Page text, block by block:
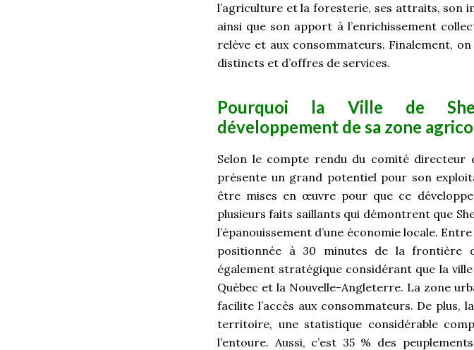
l’agriculture et la foresterie, ses attraits, son
ainsi que son apport à l’enrichissement
relève et aux consommateurs. Finalement,
distincts et d’offres de services.
Pourquoi la Ville de
développement de sa zone
Selon le compte rendu du comité directeur
présente un grand potentiel pour son
être mises en œuvre pour que ce
plusieurs faits saillants qui démontrent que
l’épanouissement d’une économie locale.
positionnée à 30 minutes de la frontière
également stratégique considérant que la
Québec et la Nouvelle-Angleterre. La zone
facilite l’accès aux consommateurs. De
territoire, une statistique considérable
l’entoure. Aussi, c’est 35 % des